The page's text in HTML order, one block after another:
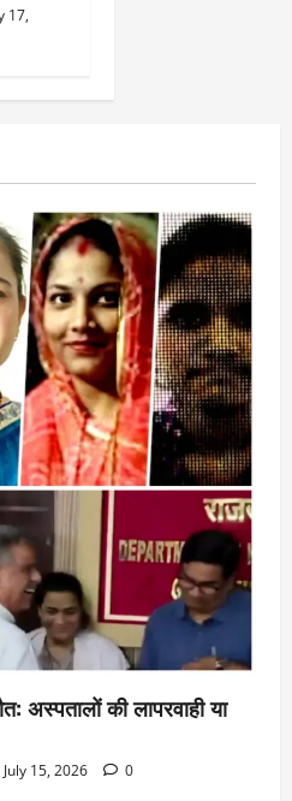
17,
अस्पतालों की लापरवाही या
July 15, 2026 0